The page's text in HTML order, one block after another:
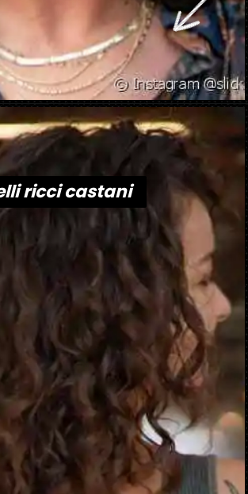
https://danidrops.com.br/it/
ricci castani
ricci castani